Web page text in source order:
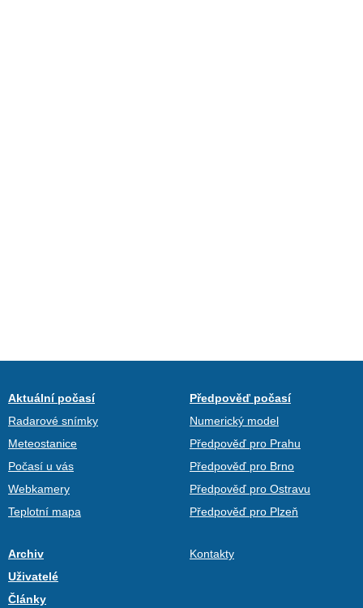
Aktuální počasí
Radarové snímky
Meteostanice
Počasí u vás
Webkamery
Teplotní mapa
Předpověď počasí
Numerický model
Předpověď pro Prahu
Předpověď pro Brno
Předpověď pro Ostravu
Předpověď pro Plzeň
Archiv
Uživatelé
Články
Kontakty